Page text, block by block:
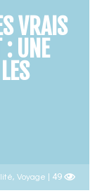
VRAIS
UNE
Voyage | 49